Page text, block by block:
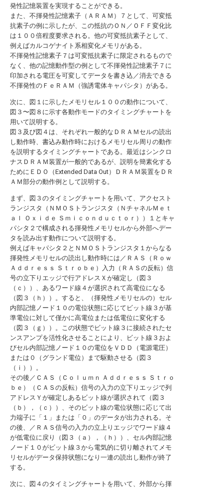
発性記憶装置を実現することができる。
また、不揮発性記憶素子（ＡＲＡＭ）７として、可変抵
抗素子の例に示したが、この抵抗のＯＮ／ＯＦＦ変化比
は１００倍程度要求される。他の可変抵抗素子として、
例えばカルコゲナイト系相変化メモリがある。
不揮発性記憶素子７は可変抵抗素子に限定されるもので
なく、他の記憶動作型の例として不揮発性記憶素子７に
印加される電圧を可変してデータを書き込／消去できる
不揮発性のＦｅＲＡＭ（強誘電体キャパシタ）がある。
次に、図１に示したメモリセル１００の動作について、
図３〜図８に示す各動作モードのタイミングチャートを
用いて説明する。
図３及び図４は、それぞれ一般的なＤＲＡＭセルの読出
し動作時、書込み動作時におけるメモリセル周りの動作
を説明するタイミングチャートである。最近はシンクロ
ナスＤＲＡＭ装置が一般的であるが、説明を簡素化する
ためにＥＤＯ（Extended Data Out）ＤＲＡＭ装置をＤＲ
ＡＭ部分の動作例として説明する。
まず、図３のタイミングチャートを用いて、アクセスト
ランジスタ（ＮＭＯＳトランジスタ（ＮチャネルＭｅｔ
ａｌ Ｏｘｉｄｅ Ｓｍｉｃｏｎｄｕｃｔｏｒ））１とキャ
パシタ２で構成される揮発性メモリセルから外部へデー
タを読み出す動作について説明する。
例えばキャパシタ２とＮＭＯＳトランジスタ１からなる
揮発性メモリセルの読出し動作時には／ＲＡＳ（Ｒｏｗ
Ａｄｄｒｅｓｓ Ｓｔｒｏｂｅ）入力（ＲＡＳの反転）信
号の立下りエッジで行アドレスＸが確定し（図３
（ｃ））、あるワード線４が選択されて高電位になる
（図３（ｈ））。すると、（揮発性メモリセルの）セル
内部記憶ノード１０の電位状態に応じてビット線３が基
準電位に対して僅かに高電位または低電位に変化する
（図３（ｇ））。この状態でビット線３に接続されたセ
ンスアンプを活性化させることにより、ビット線３およ
びセル内部記憶ノード１０の電位をＶＤＤ（電源電圧）
または０（グランド電位）まで駆動させる（図３
（ｉ））。
その後／ＣＡＳ（Ｃｏｌｕｍｎ Ａｄｄｒｅｓｓ Ｓｔｒｏ
ｂｅ）（ＣＡＳの反転）信号の入力の立下りエッジで列
アドレスＹが確定しあるビット線が選択されて（図３
（ｂ），（ｃ））、そのビット線の電位状態に応じて出
力端子に「１」または「０」のデータが出力される。そ
の後、／ＲＡＳ信号の入力の立上りエッジでワード線４
が低電位に戻り（図３（ａ），（ｈ））、セル内部記憶
ノード１０がビット線３から電気的に切り離されてメモ
リセルがデータ保持状態になり一連の読出し動作が終了
する。
次に、図４のタイミングチャートを用いて、外部から揮